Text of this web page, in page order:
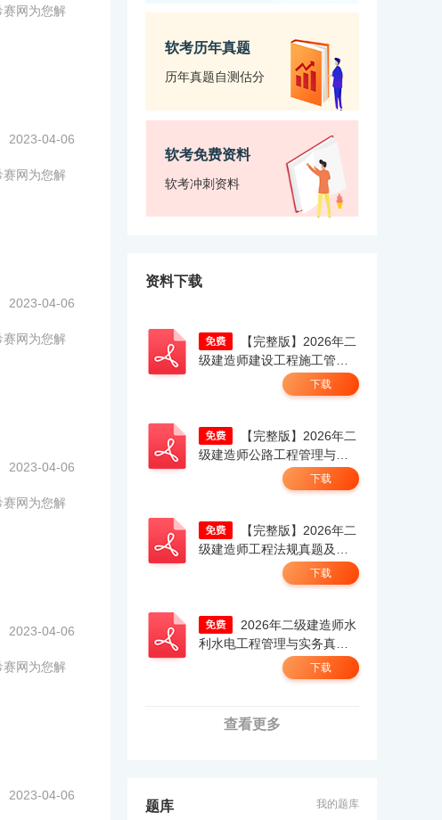
网为您解
2023-04-06
网为您解
2023-04-06
网为您解
2023-04-06
网为您解
2023-04-06
网为您解
2023-04-06
软考历年真题
历年真题自测估分
软考免费资料
软考冲刺资料
资料下载
级建造师建设工程施工管理
真题答案及解析（考生回忆
下载
级建造师公路工程管理与实
务真题解析（考生回忆
下载
级建造师工程法规真题及答
案解析（5.30）（考生回忆
下载
利水电工程管理与实务真题
答案及解析（考生回忆
下载
查看更多
题库 我的题库